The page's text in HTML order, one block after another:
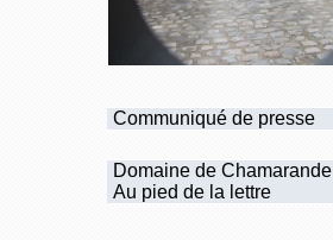
Communiqué de presse
Domaine de Chamarande |
Au pied de la lettre